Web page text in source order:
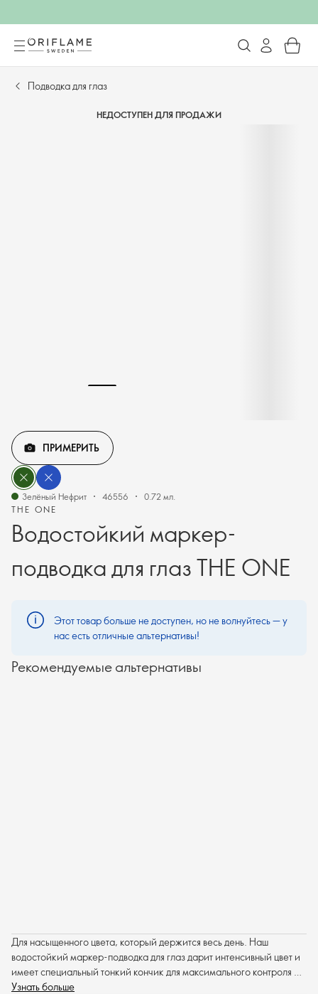
Подводка для глаз
НЕДОСТУПЕН ДЛЯ ПРОДАЖИ
THE ONE
Водостойкий маркер-
подводка для глаз THE ONE
ПРИМЕРИТЬ
Зелёный Нефрит 46556 0.72 мл.
Этот товар больше не доступен, но не волнуйтесь — у
нас есть отличные альтернативы!
Рекомендуемые альтернативы
Для насыщенного цвета, который держится весь день. Наш
водостойкий маркер-подводка для глаз дарит интенсивный цвет и
имеет специальный тонкий кончик для максимального контроля и
точности нанесения.
Узнать больше